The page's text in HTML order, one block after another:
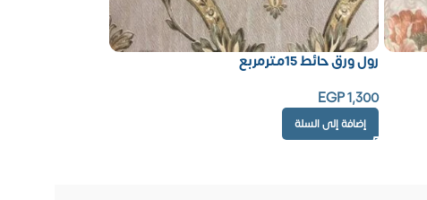
رول ورق حائط 15مترمربع
EGP1,300
إضافة إلى السلة